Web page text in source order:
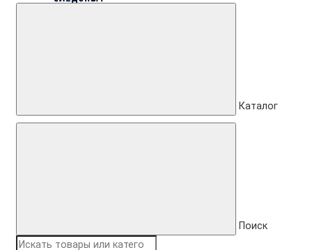
Каталог
Поиск